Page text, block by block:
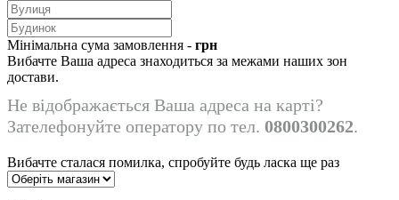
Мінімальна сума замовлення - грн
Вибачте Ваша адреса знаходиться за межами наших зон
достави.
Не відображається Ваша адреса на карті?
Зателефонуйте оператору по тел. 0800300262.
Вибачте сталася помилка, спробуйте будь ласка ще раз